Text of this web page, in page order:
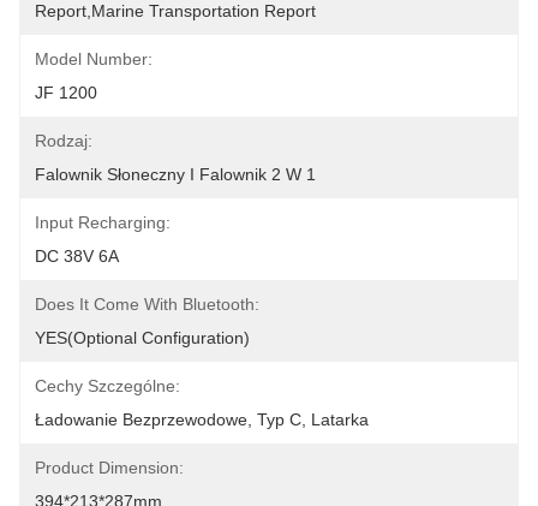
Report,Marine Transportation Report
Model Number:
JF 1200
Rodzaj:
Falownik Słoneczny I Falownik 2 W 1
Input Recharging:
DC 38V 6A
Does It Come With Bluetooth:
YES(Optional Configuration)
Cechy Szczególne:
Ładowanie Bezprzewodowe, Typ C, Latarka
Product Dimension:
394*213*287mm